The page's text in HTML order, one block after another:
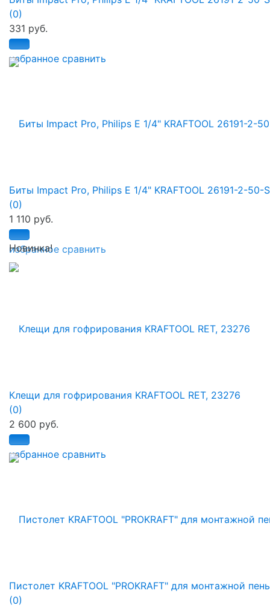
избранное сравнить
(0)
331 руб.
избранное сравнить
Биты Impact Pro, Philips E 1/4" KRAFTOOL 26191-2-50-
(0)
1 110 руб.
Новинка!
избранное сравнить
Клещи для гофрирования KRAFTOOL RET, 23276
(0)
2 600 руб.
Пистолет KRAFTOOL "PROKRAFT" для монтажной
(0)